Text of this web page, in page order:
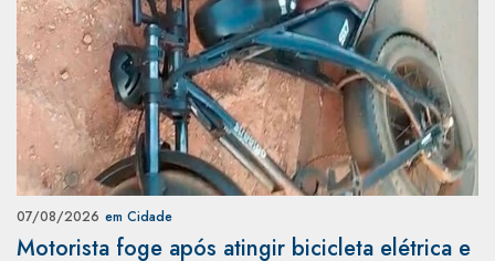
07/08/2026 em Cidade
Motorista foge após atingir bicicleta elétrica e